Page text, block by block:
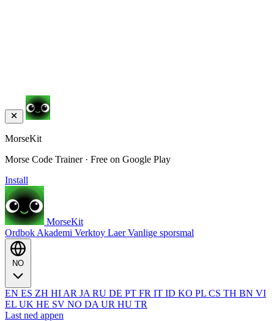
MorseKit
Morse Code Trainer · Free on Google Play
Install
MorseKit
Ordbok Akademi Verktoy LaerVanlige sporsmal
EN ES ZH HI AR JA RU DE PT FR IT ID KO PL CS TH BN VI
EL UK HE SV NO DA UR HU TR
Last ned appen